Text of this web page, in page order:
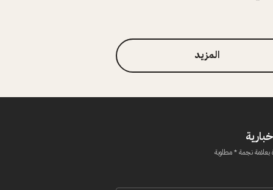
المزيد
بعلامة نجمة * مطلوبة